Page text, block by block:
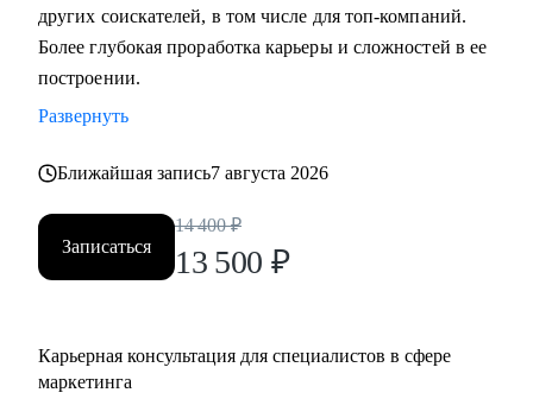
• Сформулировать карьерную цель и разработать план для
ее достижения (пошаговая дорожная карта)
• Составить план роста до позиции директор по
• Проведу аудит резюме и тестового задания, помогу
сопроводительное письмо, чтобы приглашали в компании
• Проведу репетицию собеседования, помогу
• Построить эффективную команду маркетинга,
оптимизировать процессы внутри отдела маркетинга и
других соискателей, в том числе для топ-компаний.
Более глубокая проработка карьеры и сложностей в ее
построении.
Развернуть
Ближайшая запись7 августа 2026
Записаться
14 400 ₽
13 500 ₽
Карьерная консультация для специалистов в сфере
маркетинга